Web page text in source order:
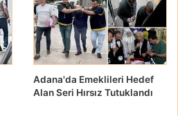
Adana'da Emeklileri Hedef
Alan Seri Hırsız Tutuklandı